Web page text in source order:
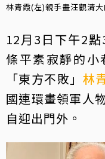
林青霞(左)親手畫汪觀清
12月3日下午2
條平素寂靜的小
「東方不敗」 林
國連環畫領軍人
自迎出門外。